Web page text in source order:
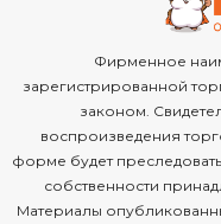
Фирменное
зарегистрированной
законом.
воспроизведения
форме будет
собственности
Материалы